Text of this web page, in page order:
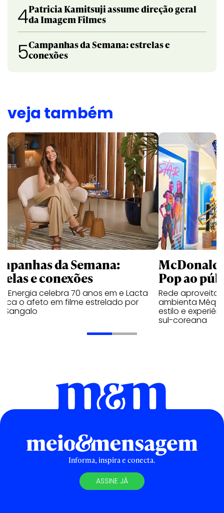
4Patricia Kamitsuji assume direção geral
da Imagem Filmes
5Campanhas da Semana: estrelas e
conexões
veja também
da Semana:
e conexões
Energia celebra 70 anos em e Lacta
o afeto em filme estrelado por
Sangalo
Pop ao
Rede aproveita
ambienta Méqui
estilo e
sul-coreana
Informa, inspira e conecta.
ASSINE JÁ